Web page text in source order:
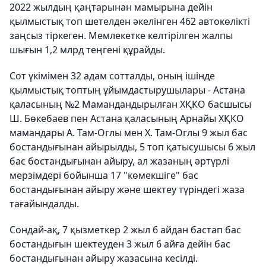
2022 жылдың қаңтарынан мамырына дейін
қылмыстық топ шетелден әкелінген 462 автокөлікті
заңсыз тіркеген. Мемлекетке келтірілген жалпы
шығын 1,2 млрд теңгені құрайды.
Сот үкімімен 32 адам сотталды, оның ішінде
қылмыстық топтың ұйымдастырушылары - Астана
қаласының №2 Мамандандырылған ХҚКО басшысы
Ш. Бөкебаев пен Астана қаласының Арнайы ХҚКО
мамандары А. Там-Оглы мен Х. Там-Оглы 9 жыл бас
бостандығынан айырылды, 5 топ қатысушысы 6 жыл
бас бостандығынан айыру, ал жазаның әртүрлі
мерзімдері бойынша 17 "көмекшіге" бас
бостандығынан айыру және шектеу түріндегі жаза
тағайындалды.
Сондай-ақ, 7 қызметкер 2 жыл 6 айдан бастап бас
бостандығын шектеуден 3 жыл 6 айға дейін бас
бостандығынан айыру жазасына кесілді.